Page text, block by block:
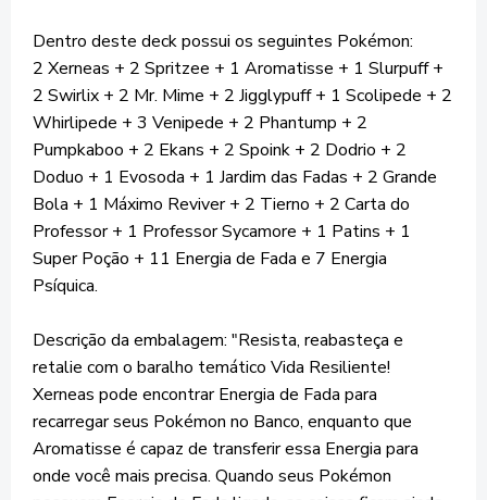
Dentro deste deck possui os seguintes Pokémon:
2 Xerneas + 2 Spritzee + 1 Aromatisse + 1 Slurpuff +
2 Swirlix + 2 Mr. Mime + 2 Jigglypuff + 1 Scolipede + 2
Whirlipede + 3 Venipede + 2 Phantump + 2
Pumpkaboo + 2 Ekans + 2 Spoink + 2 Dodrio + 2
Doduo + 1 Evosoda + 1 Jardim das Fadas + 2 Grande
Bola + 1 Máximo Reviver + 2 Tierno + 2 Carta do
Professor + 1 Professor Sycamore + 1 Patins + 1
Super Poção + 11 Energia de Fada e 7 Energia
Psíquica.
Descrição da embalagem: "Resista, reabasteça e
retalie com o baralho temático Vida Resiliente!
Xerneas pode encontrar Energia de Fada para
recarregar seus Pokémon no Banco, enquanto que
Aromatisse é capaz de transferir essa Energia para
onde você mais precisa. Quando seus Pokémon